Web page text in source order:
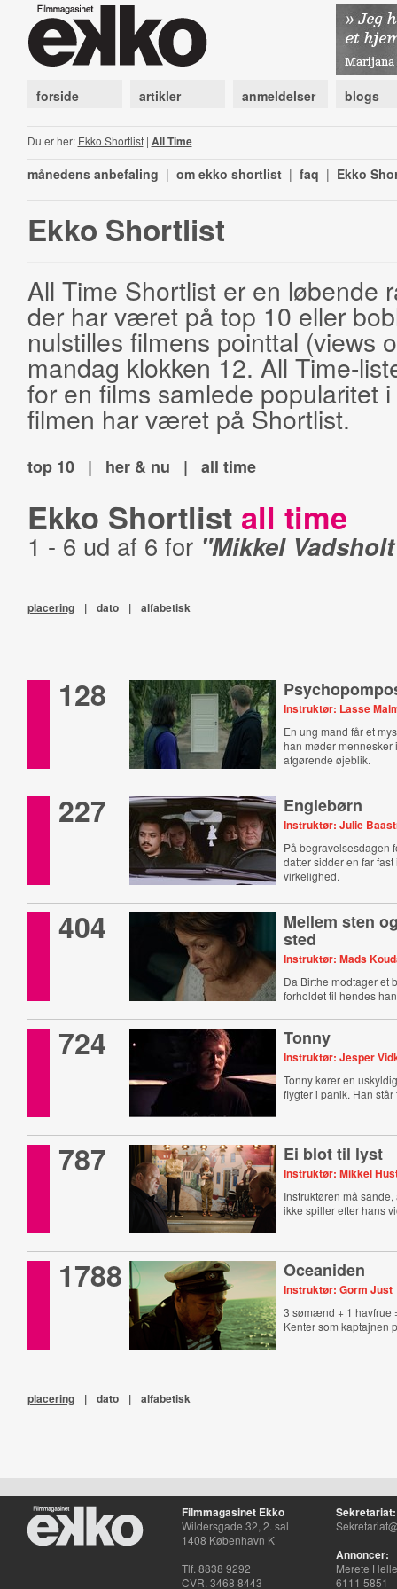
forside artikler anmeldelser blogs
Du er her: Ekko Shortlist| All Time
månedens anbefaling | om ekko shortlist | faq | Ekko
Ekko Shortlist
All Time Shortlist er en løbende
der har været på top 10 eller
nulstilles filmens pointtal (views
mandag klokken 12. All Time-
for en films samlede popularitet
filmen har været på Shortlist.
top 10 | her & nu | all time
Ekko Shortlist all time
1 - 6 ud af 6 for "Mikkel
placering | dato | alfabetisk
128 Instruktør: Lasse
En ung mand får et
han møder mennesker
afgørende øjeblik.
227 Englebørn
Instruktør: Julie
På begravelsesdagen
datter sidder en far
virkelighed.
404 Mellem sten
sted
Instruktør: Mads
Da Birthe modtager et
forholdet til hendes
724 Tonny
Instruktør: Jesper
Tonny kører en
flygter i panik. Han står
787 Ei blot til lyst
Instruktør: Mikkel
Instruktøren må
ikke spiller efter hans
1788 Oceaniden
Instruktør: Gorm Just
3 sømænd + 1 havfrue
Kenter som kaptajnen
placering | dato | alfabetisk
Filmmagasinet Ekko
Wildersgade 32, 2. sal
1408 København K
Tlf. 8838 9292
CVR. 3468 8443
Sekretariat:
Annoncer:
Merete
6111 5851